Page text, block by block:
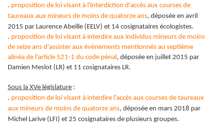
. proposition de loi visant à l'interdiction d'accès aux courses de
taureaux aux mineurs de moins de quatorze ans, déposée en avril
2015 par Laurence Abeille (EELV) et 14 cosignataires écologistes.
. proposition de loi visant à interdire aux individus mineurs de moins
de seize ans d'assister aux évènements mentionnés au septième
alinéa de l'article 521-1 du code pénal, déposée en juillet 2015 par
Damien Meslot (LR) et 11 cosignataires LR.
Sous la XVe législature :
. proposition de loi visant à interdire l’accès aux courses de taureaux
aux mineurs de moins de quatorze ans, déposée en mars 2018 par
Michel Larive (LFI) et 25 cosignataires de plusieurs groupes.